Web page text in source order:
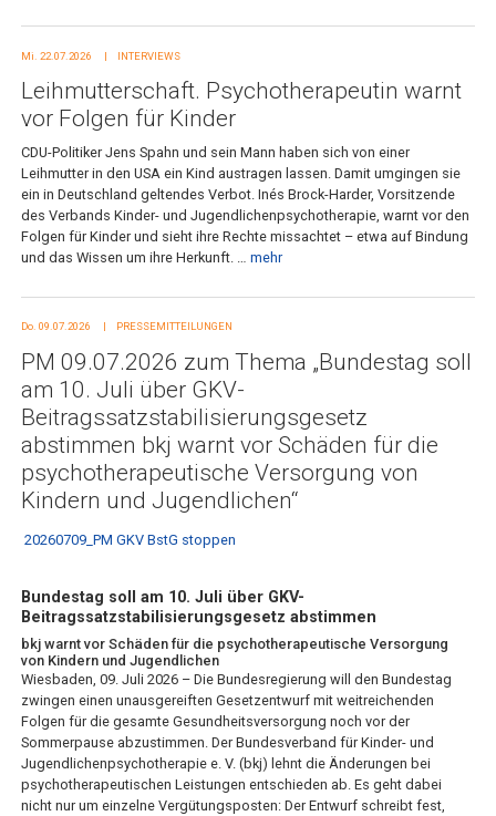
Mi. 22.07.2026 INTERVIEWS
Leihmutterschaft. Psychotherapeutin warnt
vor Folgen für Kinder
CDU-Politiker Jens Spahn und sein Mann haben sich von einer
Leihmutter in den USA ein Kind austragen lassen. Damit umgingen sie
ein in Deutschland geltendes Verbot. Inés Brock-Harder, Vorsitzende
des Verbands Kinder- und Jugendlichenpsychotherapie, warnt vor den
Folgen für Kinder und sieht ihre Rechte missachtet – etwa auf Bindung
und das Wissen um ihre Herkunft. …mehr
Do. 09.07.2026 PRESSEMITTEILUNGEN
PM 09.07.2026 zum Thema „Bundestag soll
am 10. Juli über GKV-
Beitragssatzstabilisierungsgesetz
abstimmen bkj warnt vor Schäden für die
psychotherapeutische Versorgung von
Kindern und Jugendlichen“
20260709_PM GKV BstG stoppen
Bundestag soll am 10. Juli über GKV-
Beitragssatzstabilisierungsgesetz abstimmen
bkj warnt vor Schäden für die psychotherapeutische Versorgung
von Kindern und Jugendlichen
Wiesbaden, 09. Juli 2026 – Die Bundesregierung will den Bundestag
zwingen einen unausgereiften Gesetzentwurf mit weitreichenden
Folgen für die gesamte Gesundheitsversorgung noch vor der
Sommerpause abzustimmen. Der Bundesverband für Kinder- und
Jugendlichenpsychotherapie e. V. (bkj) lehnt die Änderungen bei
psychotherapeutischen Leistungen entschieden ab. Es geht dabei
nicht nur um einzelne Vergütungsposten: Der Entwurf schreibt fest,